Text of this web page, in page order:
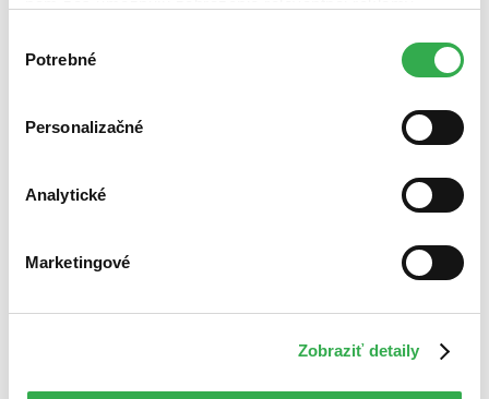
nám pomohlo, keby sme mohli používať všetky tieto
súhlasu
Potrebné
Personalizačné
Analytické
Marketingové
Zobraziť detaily
Novinky
Najvyššia zľava
Zrušiť filtre